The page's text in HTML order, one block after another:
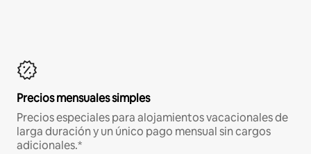
Precios mensuales simples
Precios especiales para alojamientos vacacionales de
larga duración y un único pago mensual sin cargos
adicionales.*